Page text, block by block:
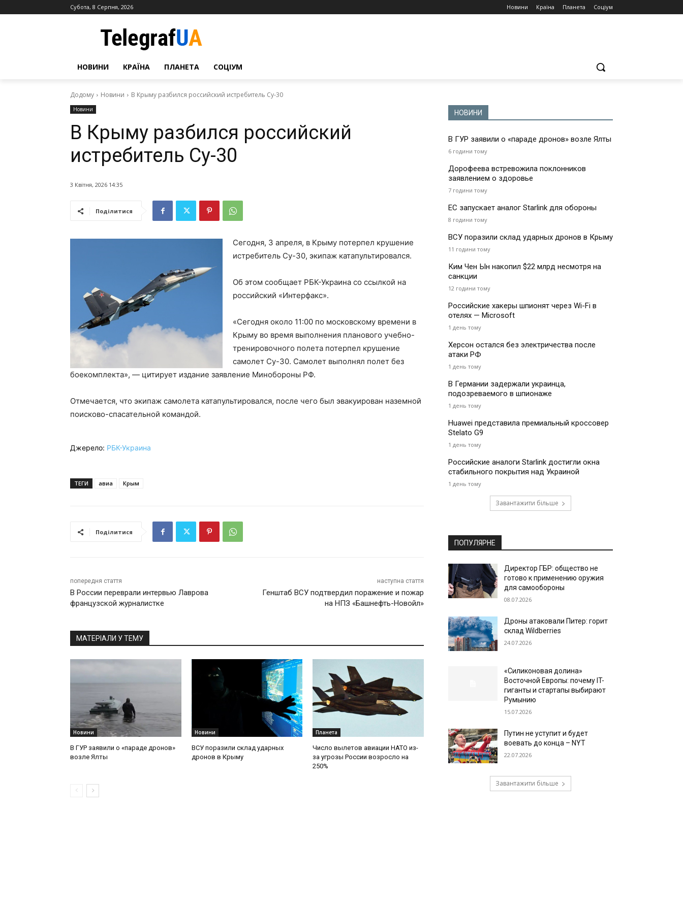
Субота, 8 Серпня, 2026 Новини Країна Планета Соціум
НОВИНИ КРАЇНА ПЛАНЕТА СОЦІУМ
Додому Новини В Крыму разбился российский истребитель Су-30
Новини
В Крыму разбился российский
истребитель Су-30
3 Квітня, 2026 14:35
Поділитися
Сегодня, 3 апреля, в Крыму потерпел крушение
истребитель Су-30, экипаж катапультировался.
Об этом сообщает РБК-Украина со ссылкой на
российский «Интерфакс».
«Сегодня около 11:00 по московскому времени в
Крыму во время выполнения планового учебно-
тренировочного полета потерпел крушение
самолет Су-30. Самолет выполнял полет без
боекомплекта», — цитирует издание заявление Минобороны РФ.
Отмечается, что экипаж самолета катапультировался, после чего был эвакуирован наземной
поисково-спасательной командой.
Джерело: РБК-Украина
ТЕГИ авиа Крым
Поділитися
попередня стаття
В России переврали интервью Лаврова
французской журналистке
наступна стаття
Генштаб ВСУ подтвердил поражение и пожар
на НПЗ «Башнефть-Новойл»
МАТЕРІАЛИ У ТЕМУ
Новини
В ГУР заявили о «параде дронов»
возле Ялты
Новини
ВСУ поразили склад ударных
дронов в Крыму
Планета
Число вылетов авиации НАТО из-
за угрозы России возросло на
250%
НОВИНИ
В ГУР заявили о «параде дронов» возле Ялты
6 години тому
Дорофеева встревожила поклонников
заявлением о здоровье
7 години тому
ЕС запускает аналог Starlink для обороны
8 години тому
ВСУ поразили склад ударных дронов в Крыму
11 години тому
Ким Чен Ын накопил $22 млрд несмотря на
санкции
12 години тому
Российские хакеры шпионят через Wi-Fi в
отелях — Microsoft
1 день тому
Херсон остался без электричества после
атаки РФ
1 день тому
В Германии задержали украинца,
подозреваемого в шпионаже
1 день тому
Huawei представила премиальный кроссовер
Stelato G9
1 день тому
Российские аналоги Starlink достигли окна
стабильного покрытия над Украиной
1 день тому
Завантажити більше
ПОПУЛЯРНЕ
Директор ГБР: общество не
готово к применению оружия
для самообороны
08.07.2026
Дроны атаковали Питер: горит
склад Wildberries
24.07.2026
«Силиконовая долина»
Восточной Европы: почему IT-
гиганты и стартапы выбирают
Румынию
15.07.2026
Путин не уступит и будет
воевать до конца – NYT
22.07.2026
Завантажити більше